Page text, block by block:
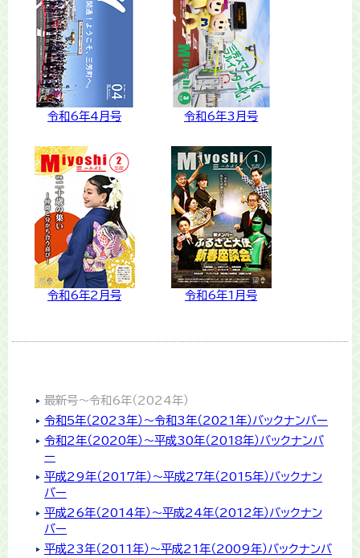
令和6年4月号 令和6年3月号
令和6年2月号 令和6年1月号
最新号〜令和6年（2024年）
令和5年（2023年）〜令和3年（2021年）バックナンバー
令和2年（2020年）〜平成30年（2018年）バックナンバ
ー
平成29年（2017年）〜平成27年（2015年）バックナン
バー
平成26年（2014年）〜平成24年（2012年）バックナン
バー
平成23年（2011年）〜平成21年（2009年）バックナンバ